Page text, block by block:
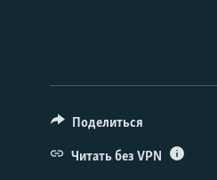
СИБИРЬ.РЕАЛИИ
РАСПИСАНИЕ ВЕЩАНИЯ
Поделиться
Читать без VPN